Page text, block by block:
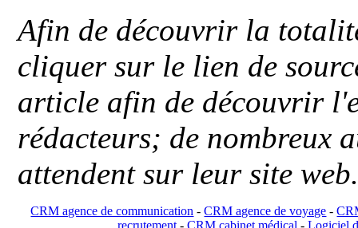
Afin de découvrir la
cliquer sur le lien de
article afin de découvrir
rédacteurs; de nombreux
attendent sur leur site
CRM agence de communication -CRM agence de voyage -